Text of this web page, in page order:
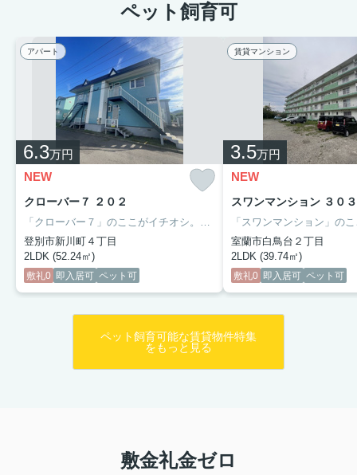
ペット飼育可
アパート
6.3万円
NEW
クローバー７ ２０２
「クローバー７」のここがイチオシ。リビングにはエアコン、キャットウォーク、キャットハウスが備え付け。
登別市新川町４丁目
2LDK (52.24㎡)
敷礼0 即入居可 ペット可
賃貸マンション
3.5万円
NEW
スワンマンション ３０３
室蘭市白鳥台２丁目
2LDK (39.74㎡)
敷礼0 即入居可 ペット可
ペット飼育可能な賃貸物件特集
をもっと見る
敷金礼金ゼロ